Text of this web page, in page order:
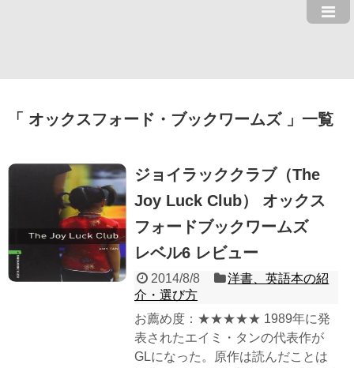
オックスフォード・ブックワームズ 一覧
ジョイラッククラブ（The
Joy Luck Club） オックス
フォードブックワームズ
レベル6 レビュー
2014/8/8
洋書、英語本の紹
介・選び方
お薦め度：★★★★★ 1989年に発
表されたエイミ・タンの代表作が
GLになった。原作は読んだことは